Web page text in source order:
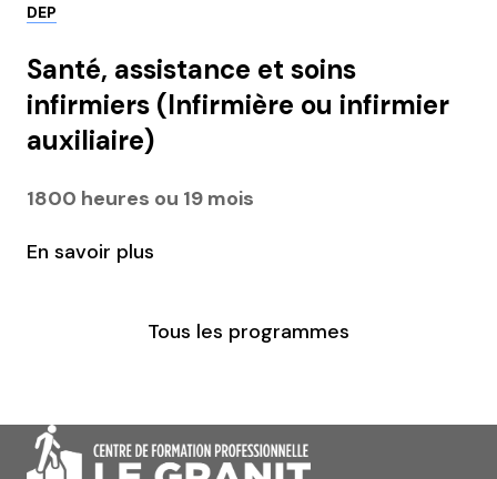
DEP
Santé, assistance et soins
infirmiers (Infirmière ou infirmier
auxiliaire)
1800 heures ou 19 mois
En savoir plus
Tous les programmes